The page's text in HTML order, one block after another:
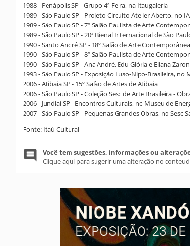
1988 - Penápolis SP - Grupo 4ª Feira, na Itaugaleria
1989 - São Paulo SP - Projeto Circuito Atelier Aberto, no
1989 - São Paulo SP - 7º Salão Paulista de Arte
1989 - São Paulo SP - 20ª Bienal Internacional de São
1990 - Santo André SP - 18º Salão de Arte
1990 - São Paulo SP - 8º Salão Paulista de Arte
1990 - São Paulo SP - Ana André, Edu Glória e Eliana
1993 - São Paulo SP - Exposição Luso-Nipo-Brasileira, no
2006 - Atibaia SP - 15º Salão de Artes de Atibaia
2006 - São Paulo SP - Coleção Sesc de Arte Brasileira -
2006 - Jundiaí SP - Encontros Culturais, no Museu de
2007 - São Paulo SP - Pequenas Grandes Obras, no Sesc
Fonte: Itaú Cultural
Você tem sugestões, informações ou
Clique aqui para sugerir uma alteração no